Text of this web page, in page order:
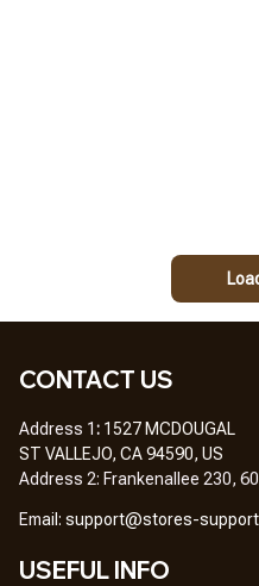
CONTACT US
Address 1: 1527 MCDOUGAL
ST VALLEJO, CA 94590, US
Address 2: Frankenallee 230,
Email: support@stores-
USEFUL INFO